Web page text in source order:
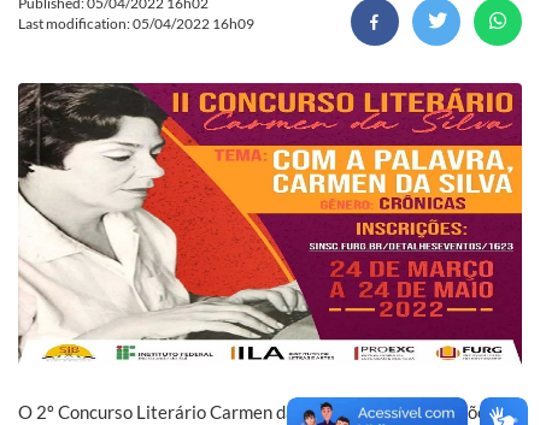
Last modification: 05/04/2022 16h09
O 2º Concurso Literário Carmen da Silva está com inscrições